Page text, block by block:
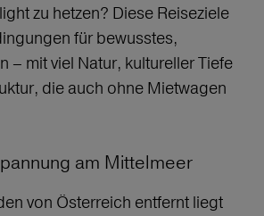
zu hetzen? Diese Reiseziele
für bewusstes,
– mit viel Natur, kultureller Tiefe
die auch ohne Mietwagen
am Mittelmeer
von Österreich entfernt liegt